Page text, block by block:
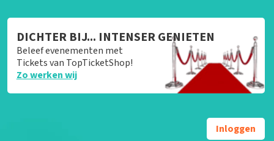
DICHTER BIJ... INTENSER GENIETEN
Beleef evenementen met
Tickets van TopTicketShop!
Zo werken wij
Inloggen